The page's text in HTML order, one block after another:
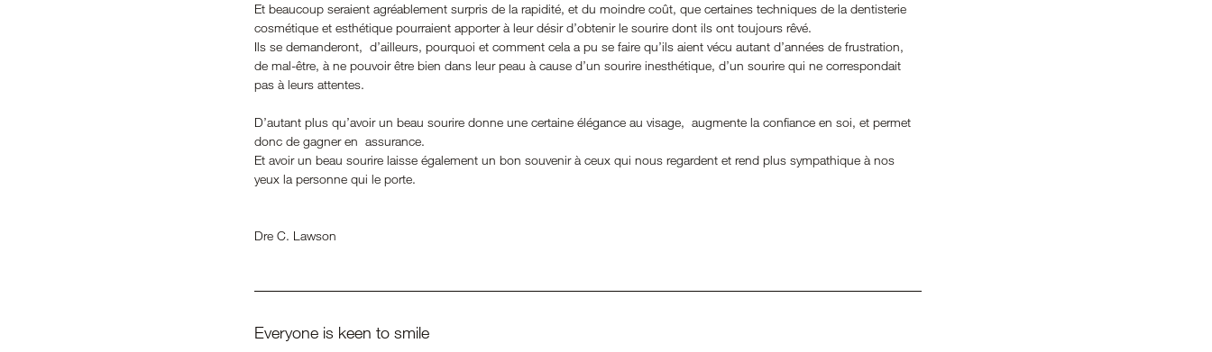
Et beaucoup seraient agréablement surpris de la rapidité, et du moindre coût, que certaines techniques de la dentisterie
cosmétique et esthétique pourraient apporter à leur désir d’obtenir le sourire dont ils ont toujours rêvé.
Ils se demanderont,  d’ailleurs, pourquoi et comment cela a pu se faire qu’ils aient vécu autant d’années de frustration,
de mal-être, à ne pouvoir être bien dans leur peau à cause d’un sourire inesthétique, d’un sourire qui ne correspondait
pas à leurs attentes.
D’autant plus qu’avoir un beau sourire donne une certaine élégance au visage,  augmente la confiance en soi, et permet
donc de gagner en  assurance.
Et avoir un beau sourire laisse également un bon souvenir à ceux qui nous regardent et rend plus sympathique à nos
yeux la personne qui le porte.
Dre C. Lawson
Everyone is keen to smile